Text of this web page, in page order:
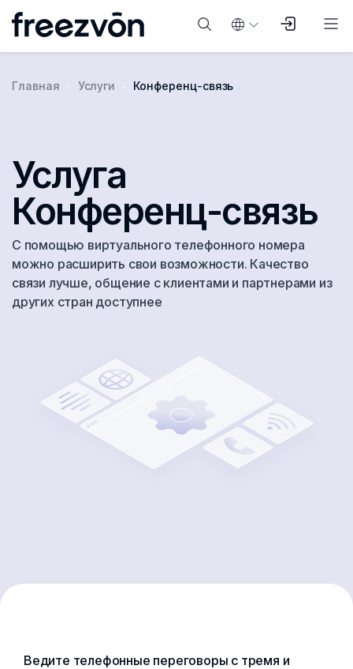
Главная Услуги Конференц-связь
Услуга
Конференц-связь
С помощью виртуального телефонного номера
можно расширить свои возможности. Качество
связи лучше, общение с клиентами и партнерами из
других стран доступнее
Ведите телефонные переговоры с тремя и